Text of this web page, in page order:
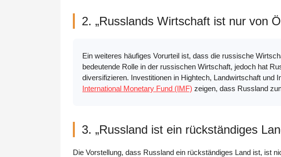
2. „Russlands Wirtschaft ist nur von
Ein weiteres häufiges Vorurteil ist, dass die russische
bedeutende Rolle in der russischen Wirtschaft, jedoch hat
diversifizieren. Investitionen in Hightech, Landwirtschaft und
International Monetary Fund (IMF) zeigen, dass Russland
3. „Russland ist ein rückständiges
Die Vorstellung, dass Russland ein rückständiges Land ist, ist